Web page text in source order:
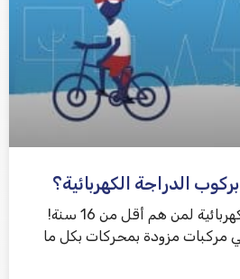
الدراجة الكهربائية؟
يمنع ركوب الدراجة الكهربائية لمن هم أقل من 16 سنة!
مركبات مزودة بمحركات بكل ما